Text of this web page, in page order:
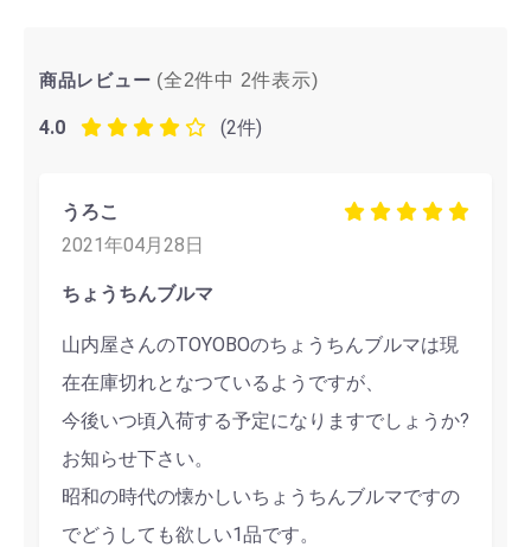
商品レビュー (全2件中 2件表示)
4.0 (2件)
うろこ
2021年04月28日
ちょうちんブルマ
山内屋さんのTOYOBOのちょうちんブルマは現
在在庫切れとなつているようですが、
今後いつ頃入荷する予定になりますでしょうか?
お知らせ下さい。
昭和の時代の懐かしいちょうちんブルマですの
でどうしても欲しい1品です。